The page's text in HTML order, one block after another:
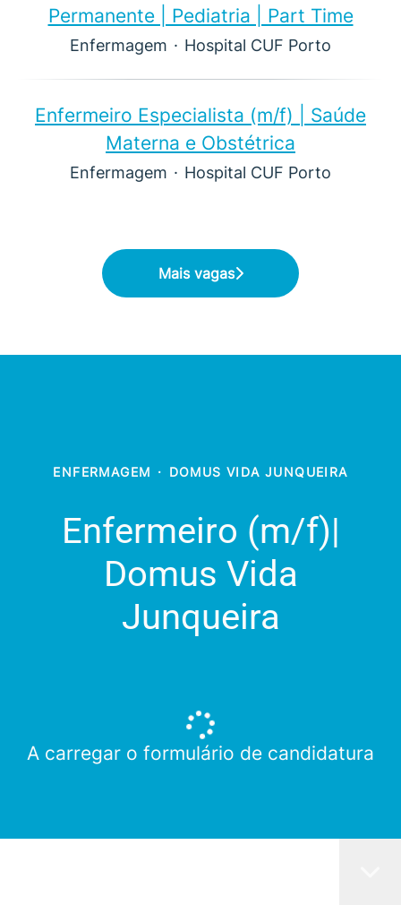
Permanente | Pediatria | Part Time
Enfermagem · Hospital CUF Porto
Enfermeiro Especialista (m/f)​ | Saúde
Materna e Obstétrica
Enfermagem · Hospital CUF Porto
Mais vagas
ENFERMAGEM · DOMUS VIDA JUNQUEIRA
Enfermeiro (m/f)​|
Domus Vida
Junqueira
A carregar o formulário de candidatura